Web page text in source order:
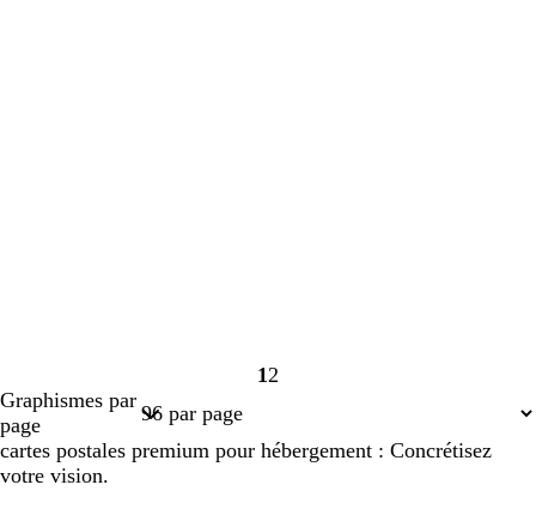
Page
1 Page
2
Graphismes par
page
cartes postales premium pour hébergement : Concrétisez
votre vision.